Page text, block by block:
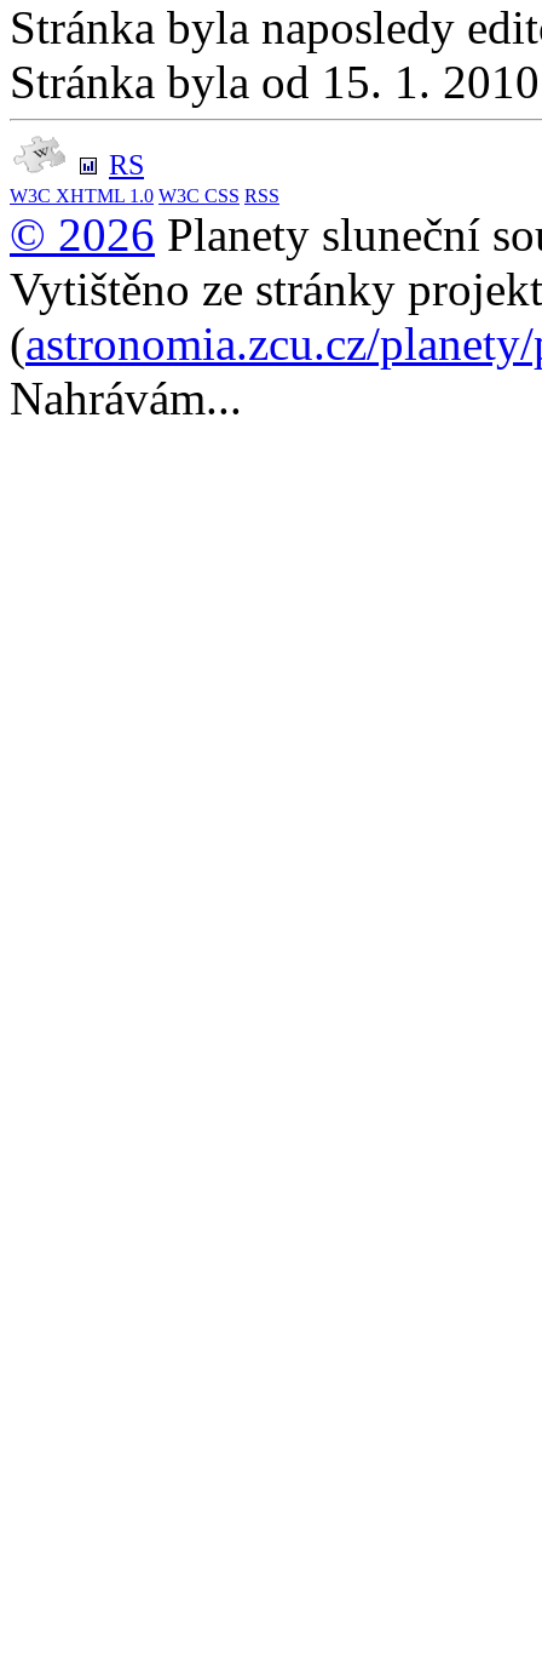
Stránka byla naposledy
Stránka byla od 15. 1.
RS
W3C XHTML 1.0 W3C CSS RSS
© 2026 Planety sluneční
Vytištěno ze stránky
(astronomia.zcu.cz/
Nahrávám...